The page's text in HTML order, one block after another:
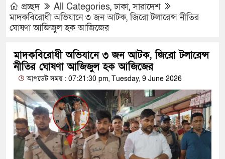
প্রচ্ছদ All Categories,ঢাকা,সারাদেশ
মাদকবিরোধী অভিযানে ৩ জন আটক, জিরো টলারেন্স নীতির
ঘোষণা আজিজুল হক আজিজের
মাদকবিরোধী অভিযানে ৩ জন আটক, জিরো টলারেন্স
নীতির ঘোষণা আজিজুল হক আজিজের
আপডেট সময় : 07:21:30 pm, Tuesday, 9 June 2026